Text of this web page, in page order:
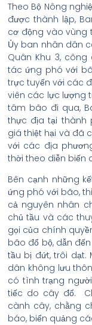
Theo Bộ Nông
được thành lập,
cơ động vào vùng
Ủy ban nhân dân
Quân Khu 3,
tác ứng phó với
trực tuyến với các
viên các lực lượng
tâm bão đi qua,
thực địa tại thành
giá thiệt hại và đã
với các địa
thời theo diễn biến
Bên cạnh những
ứng phó với bão,
cả nguyên nhân
chủ tầu và các
gọi của chính
bão đổ bộ, dẫn
tầu bị đứt, trôi dạt.
dân không lưu
có tình trạng
tiếc do cây đổ.
cành cây, chằng
báo, biển quảng